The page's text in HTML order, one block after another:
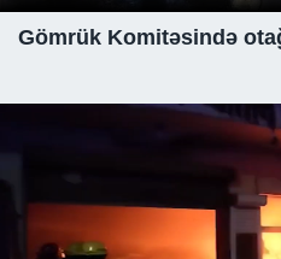
Gömrük Komitəsində